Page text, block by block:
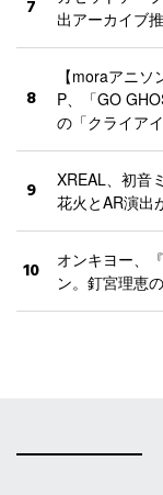
7
出アーカイブ
8
【moraアニ
P、「GO
の「クライアイ
9
XREAL、初音
花火とAR演出
10
オンキヨー、
ン。釘宮理恵